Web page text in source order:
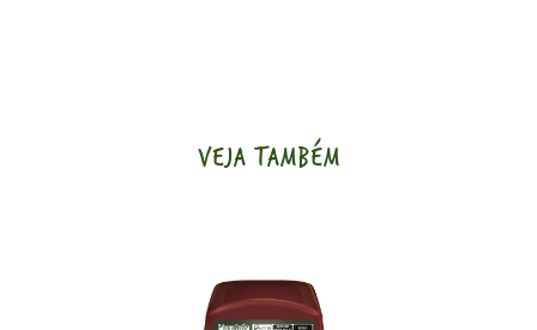
VEJA TAMBÉM